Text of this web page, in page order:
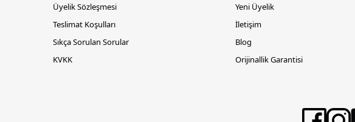
Üyelik Sözleşmesi
Teslimat Koşulları
Sıkça Sorulan Sorular
KVKK
Yeni Üyelik
İletişim
Blog
Orijinallik Garantisi